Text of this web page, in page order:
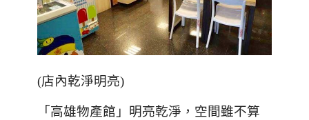
(店內乾淨明亮)
「高雄物產館」明亮乾淨，空間雖不算